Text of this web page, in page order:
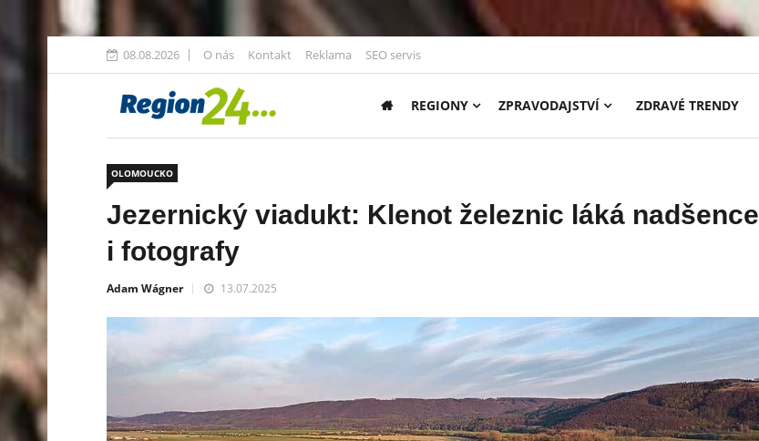
08.08.2026 O nás Kontakt Reklama SEO servis
REGIONY ZPRAVODAJSTVÍ ZDRAVÉ TRENDY
OLOMOUCKO
Jezernický viadukt: Klenot železnic láká nadšence
i fotografy
Adam Wágner 13.07.2025